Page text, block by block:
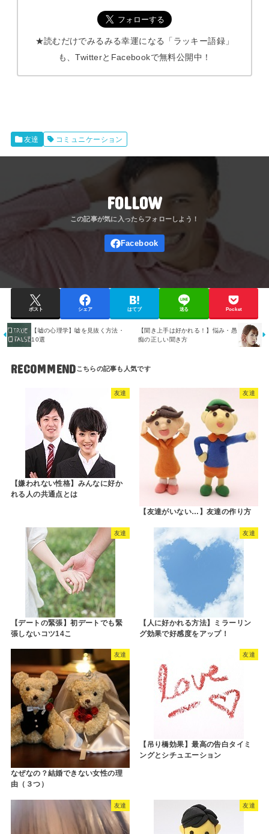
★読むだけでみるみる幸運になる「ラッキー語録」
も、TwitterとFacebookで無料公開中！
友達 コミュニケーション
FOLLOW
ポスト シェア はてブ 送る Pocket
【嘘の心理学】嘘を見抜く方法・
10選
【聞き上手は好かれる！】悩み・愚
痴の正しい聞き方
RECOMMEND
友達
【嫌われない性格】みんなに好か
れる人の共通点とは
友達
【友達がいない…】友達の作り方
友達
【デートの緊張】初デートでも緊
張しないコツ14こ
友達
【人に好かれる方法】ミラーリン
グ効果で好感度をアップ！
友達
なぜなの？結婚できない女性の理
由（３つ）
友達
【吊り橋効果】最高の告白タイミ
ングとシチュエーション
友達 友達